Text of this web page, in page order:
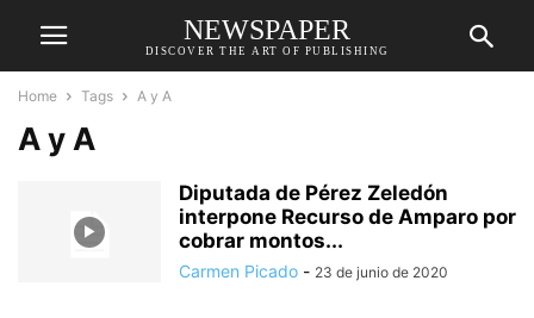
NEWSPAPER
DISCOVER THE ART OF PUBLISHING
Home Tags A y A
A y A
Diputada de Pérez Zeledón
interpone Recurso de Amparo por
cobrar montos...
Carmen Picado - 23 de junio de 2020